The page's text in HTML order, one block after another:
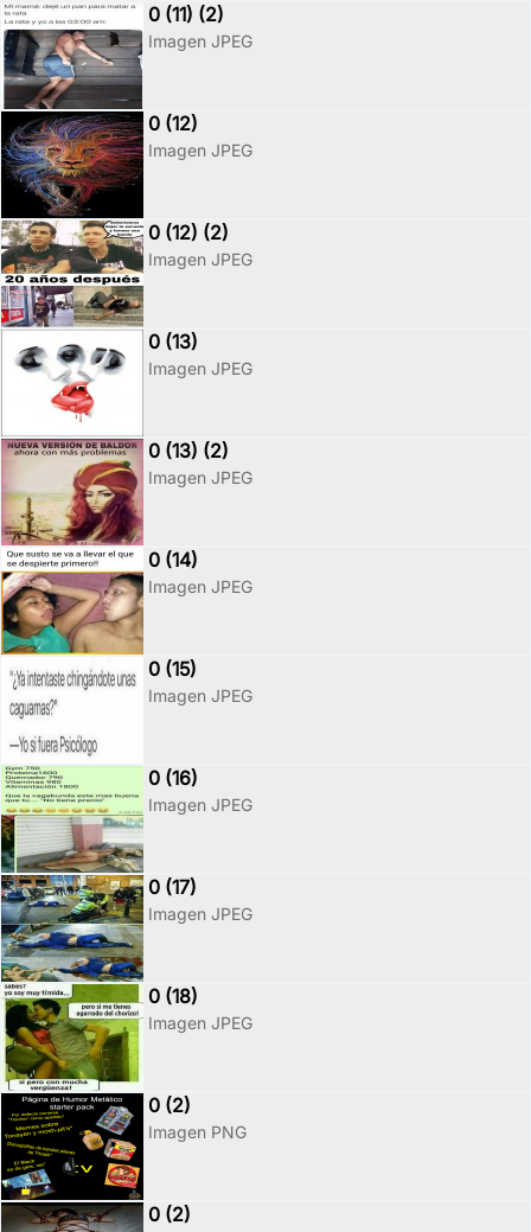
0 (11) (2)
Imagen JPEG
0 (12)
Imagen JPEG
0 (12) (2)
Imagen JPEG
0 (13)
Imagen JPEG
0 (13) (2)
Imagen JPEG
0 (14)
Imagen JPEG
0 (15)
Imagen JPEG
0 (16)
Imagen JPEG
0 (17)
Imagen JPEG
0 (18)
Imagen JPEG
0 (2)
Imagen PNG
0 (2)